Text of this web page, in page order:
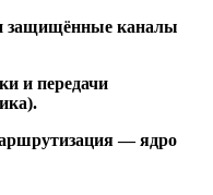
защищённые каналы
и передачи
— ядро